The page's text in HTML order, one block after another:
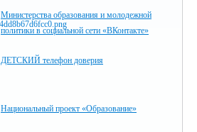
Министерства образования и молодежной
политики в социальной сети «ВКонтакте»
ДЕТСКИЙ телефон доверия
Национальный проект «Образование»